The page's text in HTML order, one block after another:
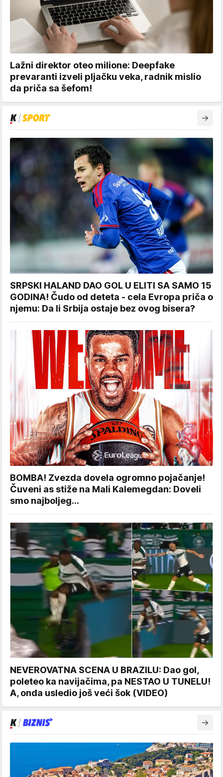
Lažni direktor oteo milione: Deepfake
prevaranti izveli pljačku veka, radnik mislio
da priča sa šefom!
SRPSKI HALAND DAO GOL U ELITI SA SAMO 15
GODINA! Čudo od deteta - cela Evropa priča o
njemu: Da li Srbija ostaje bez ovog bisera?
BOMBA! Zvezda dovela ogromno pojačanje!
Čuveni as stiže na Mali Kalemegdan: Doveli
smo najboljeg...
NEVEROVATNA SCENA U BRAZILU: Dao gol,
poleteo ka navijačima, pa NESTAO U TUNELU!
A, onda usledio još veći šok (VIDEO)